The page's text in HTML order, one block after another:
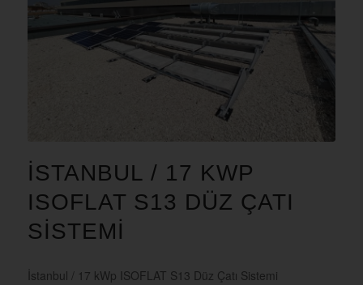
İSTANBUL / 17 KWP
ISOFLAT S13 DÜZ ÇATI
SISTEMI
İstanbul / 17 kWp ISOFLAT S13 Düz Çatı Sistemi